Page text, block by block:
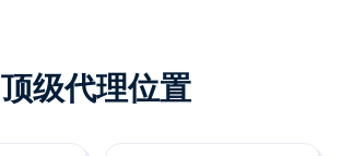
顶级代理位置